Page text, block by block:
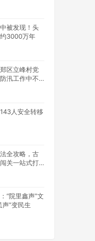
被发现！头
3000万年
区立峰村党
汛工作中不
人安全转移
全攻略，古
关一站式打
“院里鑫声”文
声”变民生